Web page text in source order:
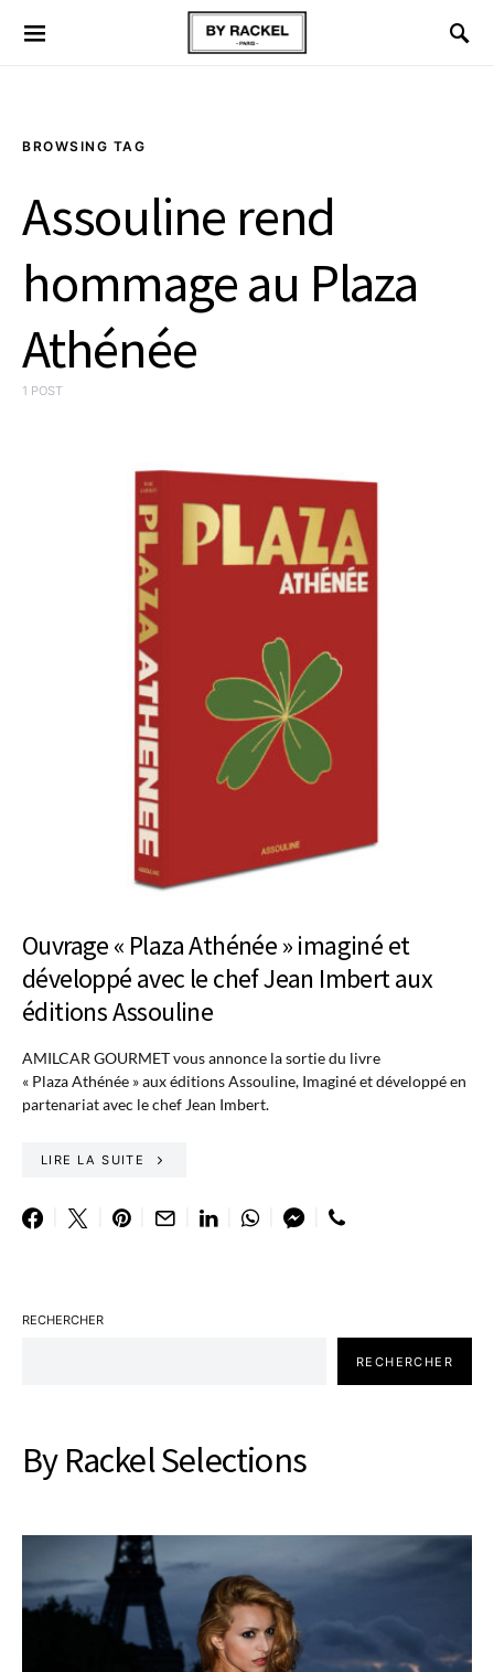
BROWSING TAG
Assouline rend
hommage au Plaza
Athénée
1 POST
Ouvrage « Plaza Athénée » imaginé et
développé avec le chef Jean Imbert aux
éditions Assouline
AMILCAR GOURMET vous annonce la sortie du livre
« Plaza Athénée » aux éditions Assouline, Imaginé et développé en
partenariat avec le chef Jean Imbert.
LIRE LA SUITE
RECHERCHER
RECHERCHER
By Rackel Selections